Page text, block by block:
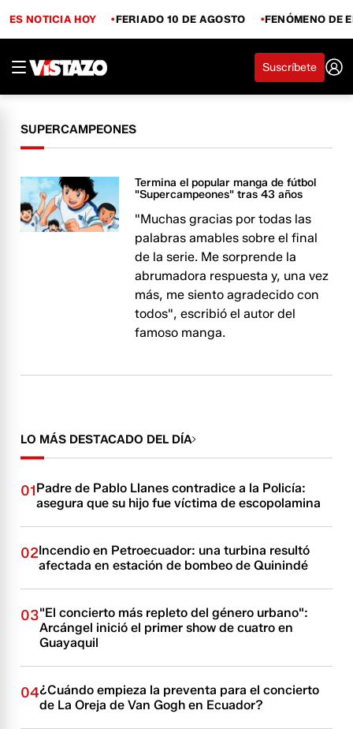
ES NOTICIA HOY FERIADO 10 DE AGOSTO FENÓMENO DE
Suscríbete
SUPERCAMPEONES
Termina el popular manga de fútbol
"Supercampeones" tras 43 años
"Muchas gracias por todas las
palabras amables sobre el final
de la serie. Me sorprende la
abrumadora respuesta y, una vez
más, me siento agradecido con
todos", escribió el autor del
famoso manga.
LO MÁS DESTACADO DEL DÍA
01Padre de Pablo Llanes contradice a la Policía:
asegura que su hijo fue víctima de escopolamina
02Incendio en Petroecuador: una turbina resultó
afectada en estación de bombeo de Quinindé
03"El concierto más repleto del género urbano":
Arcángel inició el primer show de cuatro en
Guayaquil
04¿Cuándo empieza la preventa para el concierto
de La Oreja de Van Gogh en Ecuador?